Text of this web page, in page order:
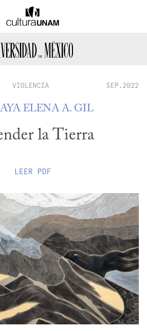
VIOLENCIA SEP.2022
ELENA A. GIL
la Tierra
LEER PDF